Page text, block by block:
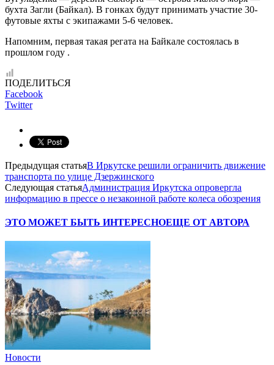
бухта Загли (Байкал). В гонках будут принимать участие 30-
футовые яхты с экипажами 5-6 человек.
Напомним, первая такая регата на Байкале состоялась в
прошлом году .
ПОДЕЛИТЬСЯ
Facebook
Twitter
Предыдущая статьяВ Иркутске решили ограничить движение
транспорта по улице Дзержинского
Следующая статьяАдминистрация Иркутска опровергла
информацию в прессе о незаконной работе колеса обозрения
ЭТО МОЖЕТ БЫТЬ ИНТЕРЕСНОЕЩЕ ОТ АВТОРА
Новости